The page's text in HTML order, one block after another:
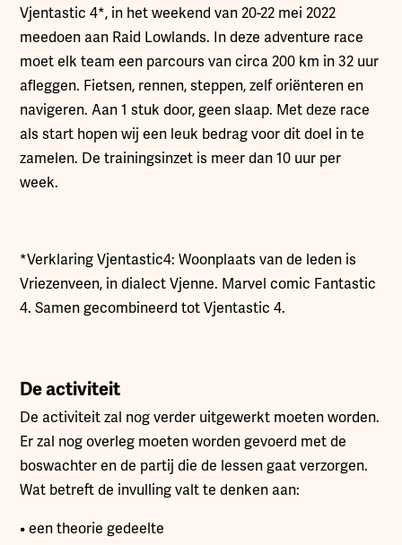
Vjentastic 4*, in het weekend van 20-22 mei 2022
meedoen aan Raid Lowlands. In deze adventure race
moet elk team een parcours van circa 200 km in 32 uur
afleggen. Fietsen, rennen, steppen, zelf oriënteren en
navigeren. Aan 1 stuk door, geen slaap. Met deze race
als start hopen wij een leuk bedrag voor dit doel in te
zamelen. De trainingsinzet is meer dan 10 uur per
week.
*Verklaring Vjentastic4: Woonplaats van de leden is
Vriezenveen, in dialect Vjenne. Marvel comic Fantastic
4. Samen gecombineerd tot Vjentastic 4.
De activiteit
De activiteit zal nog verder uitgewerkt moeten worden.
Er zal nog overleg moeten worden gevoerd met de
boswachter en de partij die de lessen gaat verzorgen.
Wat betreft de invulling valt te denken aan:
• een theorie gedeelte